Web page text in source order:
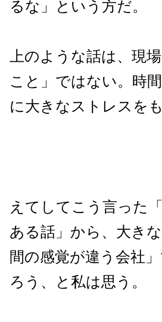
るな」という方だ。
上のような話は、現
こと」ではない。時
に大きなストレスを
えてしてこう言った
ある話」から、大き
間の感覚が違う会社
ろう、と私は思う。